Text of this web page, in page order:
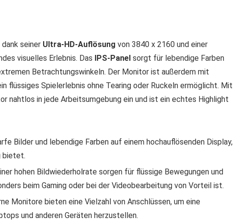
seiner Ultra-HD-Auflösung von 3840 x 2160 und einer
visuelles Erlebnis. Das
IPS-Panel sorgt für lebendige Farben
Betrachtungswinkeln. Der Monitor ist außerdem mit
flüssiges Spielerlebnis ohne Tearing oder Ruckeln ermöglicht. Mit
nahtlos in jede Arbeitsumgebung ein und ist ein echtes Highlight
Bilder und lebendige Farben auf einem hochauflösenden Display,
bietet.
hohen Bildwiederholrate sorgen für flüssige Bewegungen und
beim Gaming oder bei der Videobearbeitung von Vorteil ist.
Monitore bieten eine Vielzahl von Anschlüssen, um eine
und anderen Geräten herzustellen.